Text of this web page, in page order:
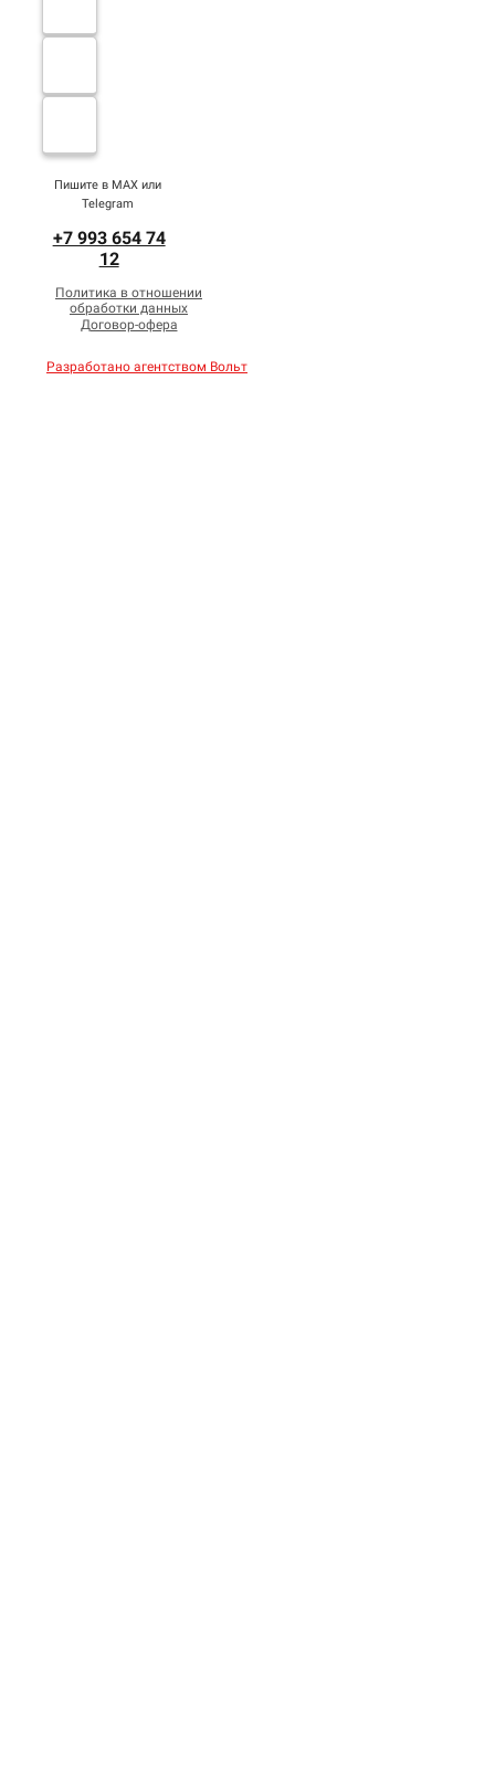
Пишите в MAX или
Telegram
+7 993 654 74
12
Политика в отношении
обработки данных
Договор-офера
Разработано агентством Вольт